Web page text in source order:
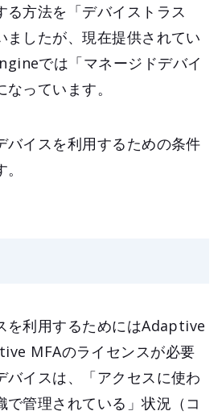
る方法を「デバイストラス
ましたが、現在提供されてい
では「マネージドデバイ
っています。
バイスを利用するための条件
を利用するためにはAdaptive
MFAのライセンスが必要
バイスは、「アクセスに使わ
で管理されている」状況（コ